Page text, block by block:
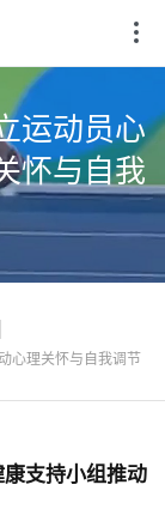
运动员心
怀与自我
心理关怀与自我调节
支持小组推动